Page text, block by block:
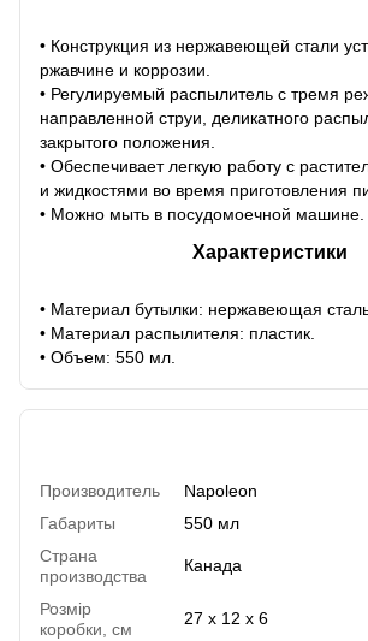
• Конструкция из нержавеющей стали
ржавчине и коррозии.
• Регулируемый распылитель с тремя
направленной струи, деликатного
закрытого положения.
• Обеспечивает легкую работу с
и жидкостями во время приготовления
• Можно мыть в посудомоечной машине.
Характеристики
• Материал бутылки: нержавеющая
• Материал распылителя: пластик.
• Объем: 550 мл.
Производитель
Napoleon
Габариты
550 мл
Страна
производства
Канада
Розмір
коробки, см
27 х 12 х 6